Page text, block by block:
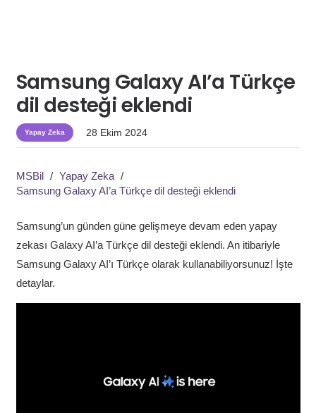
Samsung Galaxy AI’a Türkçe
dil desteği eklendi
Yapay Zeka 28 Ekim 2024
MSBil / Yapay Zeka /
Samsung Galaxy AI’a Türkçe dil desteği eklendi
Samsung’un günden güne gelişmeye devam eden yapay
zekası Galaxy AI’a Türkçe dil desteği eklendi. An itibariyle
Samsung Galaxy AI’ı Türkçe olarak kullanabiliyorsunuz! İşte
detaylar.